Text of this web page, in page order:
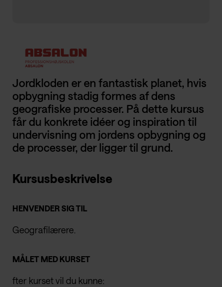
Jordkloden er en fantastisk planet, hvis
opbygning stadig formes af dens
geografiske processer. På dette kursus
får du konkrete idéer og inspiration til
undervisning om jordens opbygning og
de processer, der ligger til grund.
Kursusbeskrivelse
HENVENDER SIG TIL
Geografilærere.
MÅLET MED KURSET
fter kurset vil du kunne: